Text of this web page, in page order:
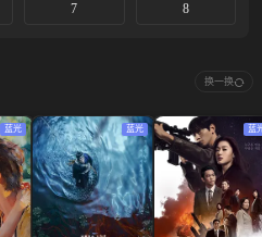
7 8
换一换
蓝光 蓝光 蓝